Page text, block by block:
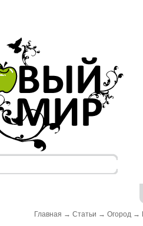
Главная → Статьи → Огород →